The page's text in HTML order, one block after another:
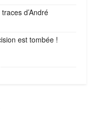
d’André
est tombée !